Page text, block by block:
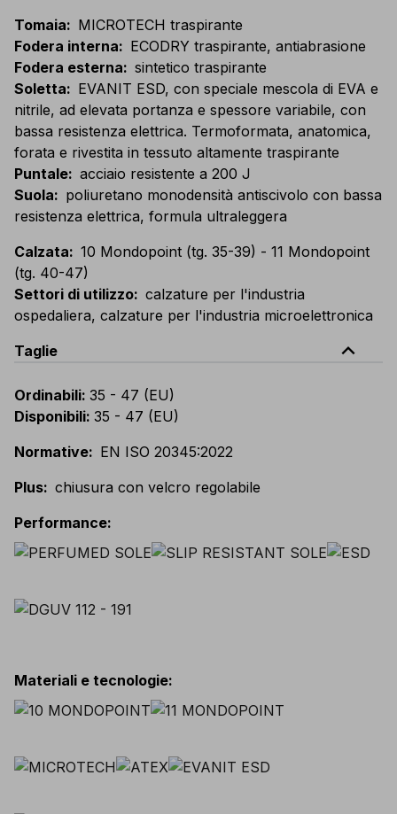
Tomaia: MICROTECH traspirante
Fodera interna: ECODRY traspirante, antiabrasione
Fodera esterna: sintetico traspirante
Soletta: EVANIT ESD, con speciale mescola di EVA e
nitrile, ad elevata portanza e spessore variabile, con
bassa resistenza elettrica. Termoformata, anatomica,
forata e rivestita in tessuto altamente traspirante
Puntale: acciaio resistente a 200 J
Suola: poliuretano monodensità antiscivolo con bassa
resistenza elettrica, formula ultraleggera
Calzata: 10 Mondopoint (tg. 35-39) - 11 Mondopoint
(tg. 40-47)
Settori di utilizzo: calzature per l'industria
ospedaliera, calzature per l'industria microelettronica
Taglie
expand_less
Ordinabili: 35 - 47 (EU)
Disponibili: 35 - 47 (EU)
Normative: EN ISO 20345:2022
Plus: chiusura con velcro regolabile
Performance:
Materiali e tecnologie: